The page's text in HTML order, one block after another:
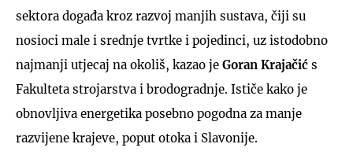
sektora događa kroz razvoj manjih sustava, čiji su
nosioci male i srednje tvrtke i pojedinci, uz istodobno
najmanji utjecaj na okoliš, kazao je Goran Krajačić s
Fakulteta strojarstva i brodogradnje. Ističe kako je
obnovljiva energetika posebno pogodna za manje
razvijene krajeve, poput otoka i Slavonije.